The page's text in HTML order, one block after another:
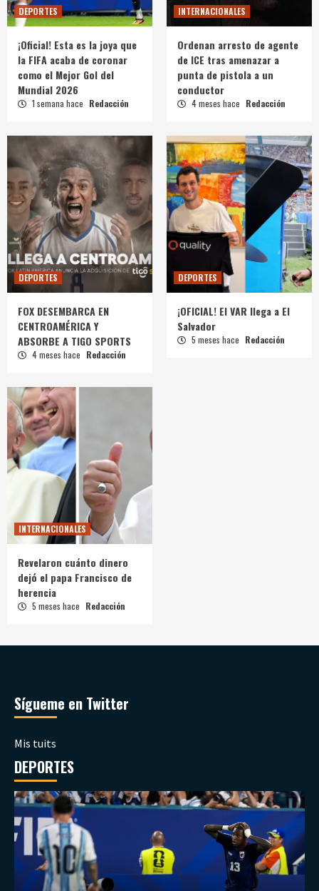
DEPORTES
¡Oficial! Esta es la joya que
la FIFA acaba de coronar
como el Mejor Gol del
Mundial 2026
1 semana hace Redacción
INTERNACIONALES
Ordenan arresto de agente
de ICE tras amenazar a
punta de pistola a un
conductor
4 meses hace Redacción
DEPORTES
FOX DESEMBARCA EN
CENTROAMÉRICA Y
ABSORBE A TIGO SPORTS
4 meses hace Redacción
DEPORTES
¡OFICIAL! El VAR llega a El
Salvador
5 meses hace Redacción
INTERNACIONALES
Revelaron cuánto dinero
dejó el papa Francisco de
herencia
5 meses hace Redacción
Sígueme en Twitter
Mis tuits
DEPORTES